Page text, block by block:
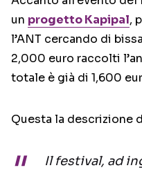
un progetto Kapipal,
l’ANT cercando di
2,000 euro raccolti
totale è già di 1,600
Questa la descrizione
Il festival, ad